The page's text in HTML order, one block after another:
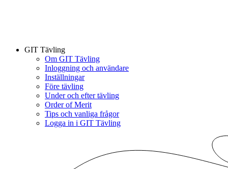
GIT Tävling
Om GIT Tävling
Inloggning och användare
Inställningar
Före tävling
Under och efter tävling
Order of Merit
Tips och vanliga frågor
Logga in i GIT Tävling